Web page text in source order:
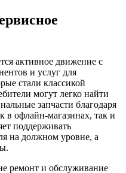
активное движение с
и услуг для
стали классикой
могут легко найти
запчасти благодаря
в офлайн-магазинах, так и
поддерживать
на должном уровне, а
ремонт и обслуживание